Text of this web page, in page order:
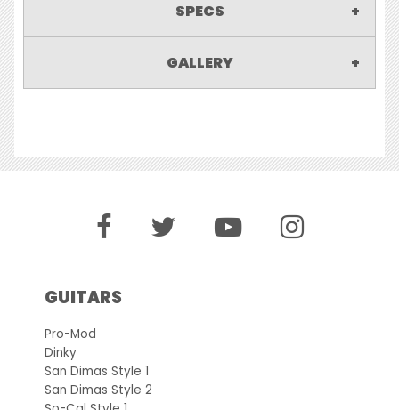
SPECS
GALLERY
GUITARS
Pro-Mod
Dinky
San Dimas Style 1
San Dimas Style 2